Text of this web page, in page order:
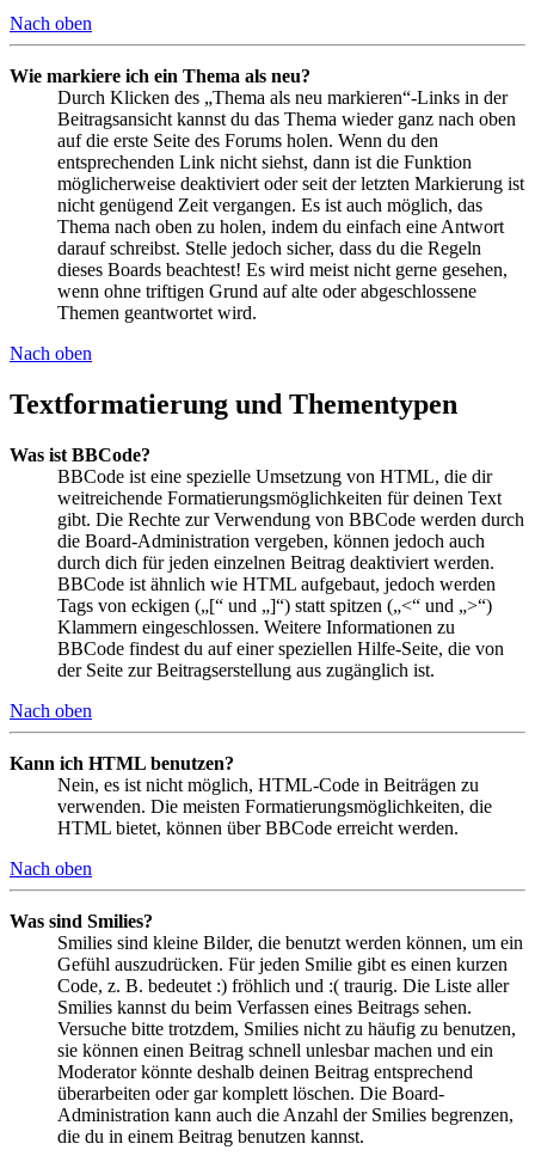
Nach oben
Wie markiere ich ein Thema als neu?
Durch Klicken des „Thema als neu markieren“-Links in der
Beitragsansicht kannst du das Thema wieder ganz nach oben
auf die erste Seite des Forums holen. Wenn du den
entsprechenden Link nicht siehst, dann ist die Funktion
möglicherweise deaktiviert oder seit der letzten Markierung ist
nicht genügend Zeit vergangen. Es ist auch möglich, das
Thema nach oben zu holen, indem du einfach eine Antwort
darauf schreibst. Stelle jedoch sicher, dass du die Regeln
dieses Boards beachtest! Es wird meist nicht gerne gesehen,
wenn ohne triftigen Grund auf alte oder abgeschlossene
Themen geantwortet wird.
Nach oben
Textformatierung und Thementypen
Was ist BBCode?
BBCode ist eine spezielle Umsetzung von HTML, die dir
weitreichende Formatierungsmöglichkeiten für deinen Text
gibt. Die Rechte zur Verwendung von BBCode werden durch
die Board-Administration vergeben, können jedoch auch
durch dich für jeden einzelnen Beitrag deaktiviert werden.
BBCode ist ähnlich wie HTML aufgebaut, jedoch werden
Tags von eckigen („[“ und „]“) statt spitzen („<“ und „>“)
Klammern eingeschlossen. Weitere Informationen zu
BBCode findest du auf einer speziellen Hilfe-Seite, die von
der Seite zur Beitragserstellung aus zugänglich ist.
Nach oben
Kann ich HTML benutzen?
Nein, es ist nicht möglich, HTML-Code in Beiträgen zu
verwenden. Die meisten Formatierungsmöglichkeiten, die
HTML bietet, können über BBCode erreicht werden.
Nach oben
Was sind Smilies?
Smilies sind kleine Bilder, die benutzt werden können, um ein
Gefühl auszudrücken. Für jeden Smilie gibt es einen kurzen
Code, z. B. bedeutet :) fröhlich und :( traurig. Die Liste aller
Smilies kannst du beim Verfassen eines Beitrags sehen.
Versuche bitte trotzdem, Smilies nicht zu häufig zu benutzen,
sie können einen Beitrag schnell unlesbar machen und ein
Moderator könnte deshalb deinen Beitrag entsprechend
überarbeiten oder gar komplett löschen. Die Board-
Administration kann auch die Anzahl der Smilies begrenzen,
die du in einem Beitrag benutzen kannst.